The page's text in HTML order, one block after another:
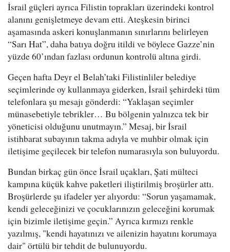
İsrail güçleri ayrıca Filistin toprakları üzerindeki kontrol
alanını genişletmeye devam etti. Ateşkesin birinci
aşamasında askeri konuşlanmanın sınırlarını belirleyen
“Sarı Hat”, daha batıya doğru itildi ve böylece Gazze’nin
yüzde 60’ından fazlası ordunun kontrolü altına girdi.
Geçen hafta Deyr el Belah’taki Filistinliler belediye
seçimlerinde oy kullanmaya giderken, İsrail şehirdeki tüm
telefonlara şu mesajı gönderdi: “Yaklaşan seçimler
münasebetiyle tebrikler… Bu bölgenin yalnızca tek bir
yöneticisi olduğunu unutmayın.” Mesaj, bir İsrail
istihbarat subayının takma adıyla ve muhbir olmak için
iletişime geçilecek bir telefon numarasıyla son buluyordu.
Bundan birkaç gün önce İsrail uçakları, Şati mülteci
kampına küçük kahve paketleri iliştirilmiş broşürler attı.
Broşürlerde şu ifadeler yer alıyordu: “Sorun yaşamamak,
kendi geleceğinizi ve çocuklarınızın geleceğini korumak
için bizimle iletişime geçin.” Ayrıca kırmızı renkle
yazılmış, "kendi hayatınızı ve ailenizin hayatını korumaya
dair" örtülü bir tehdit de bulunuyordu.